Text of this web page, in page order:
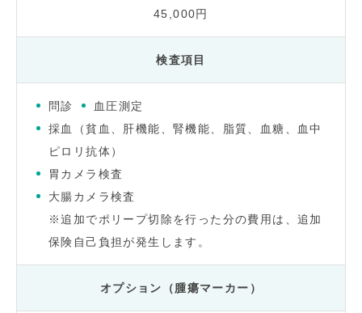
45,000円
検査項目
問診
血圧測定
採血（貧血、肝機能、腎機能、脂質、血糖、血中
ピロリ抗体）
胃カメラ検査
大腸カメラ検査
※追加でポリープ切除を行った分の費用は、追加
保険自己負担が発生します。
オプション（腫瘍マーカー）